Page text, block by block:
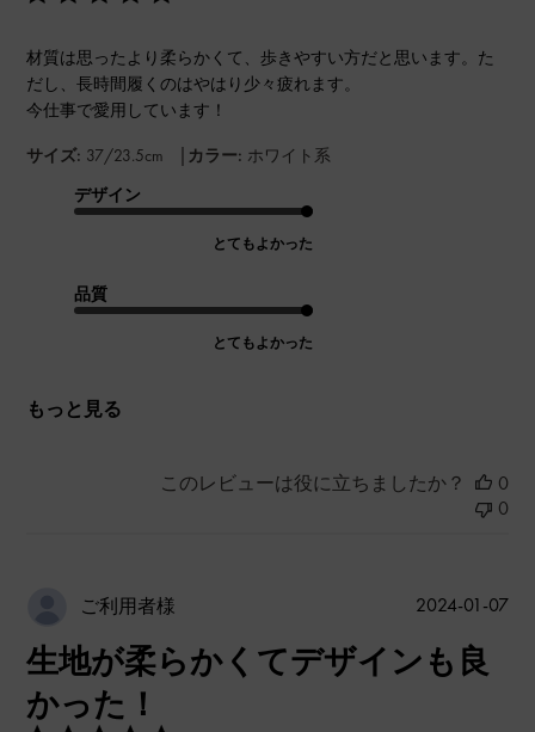
材質は思ったより柔らかくて、歩きやすい方だと思います。た
だし、長時間履くのはやはり少々疲れます。
今仕事で愛用しています！
サイズ: 37/23.5cm | カラー: ホワイト系
デザイン
とてもよかった
品質
とてもよかった
もっと見る
このレビューは役に立ちましたか？
0
0
ご利用者様
生地が柔らかくてデザインも良
かった！
公
2024-01-07